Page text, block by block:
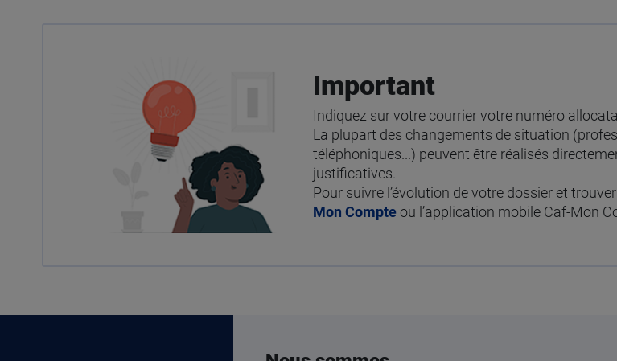
Important
Indiquez sur votre courrier votre numéro
La plupart des changements de situation
téléphoniques...) peuvent être réalisés
justificatives.
Pour suivre l’évolution de votre dossier et
Mon Compte ou l’application mobile Caf-Mon